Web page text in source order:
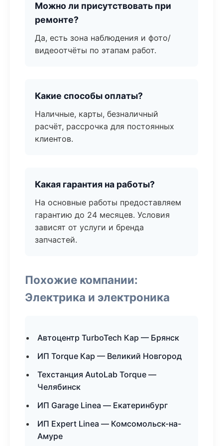
Можно ли присутствовать при
ремонте?
Да, есть зона наблюдения и фото/
видеоотчёты по этапам работ.
Какие способы оплаты?
Наличные, карты, безналичный
расчёт, рассрочка для постоянных
клиентов.
Какая гарантия на работы?
На основные работы предоставляем
гарантию до 24 месяцев. Условия
зависят от услуги и бренда
запчастей.
Похожие компании:
Электрика и электроника
Автоцентр TurboTech Кар — Брянск
ИП Torque Кар — Великий Новгород
Техстанция AutoLab Torque —
Челябинск
ИП Garage Linea — Екатеринбург
ИП Expert Linea — Комсомольск-на-
Амуре